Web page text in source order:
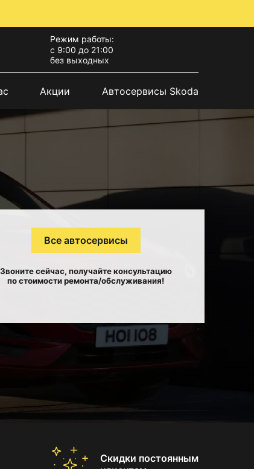
Режим работы:
с 9:00 до 21:00
без выходных
Акции Автосервисы Skoda
Все автосервисы
Звоните сейчас, получайте консультацию
по стоимости ремонта/обслуживания!
Скидки постоянным